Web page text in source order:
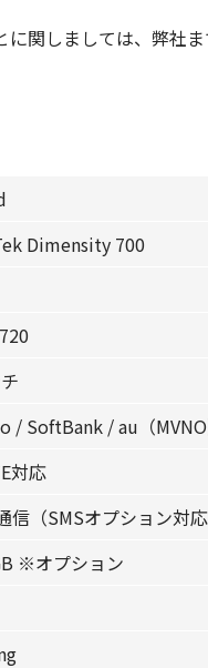
関しましては、弊社
Dimensity 700
/ SoftBank / au（MVNO
対応
信（SMSオプション対応
※オプション